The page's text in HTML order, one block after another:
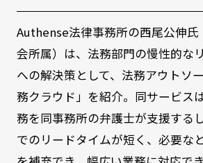
Authense法律事務所の西尾公伸氏
会所属）は、法務部門の慢性的な
への解決策として、法務アウトソ
務クラウド」を紹介。同サービス
務を同事務所の弁護士が支援する
でのリードタイムが短く、必要な